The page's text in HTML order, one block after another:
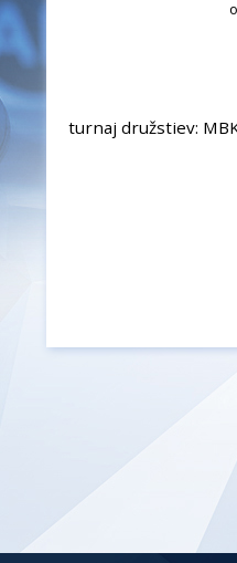
turnaj družstiev: